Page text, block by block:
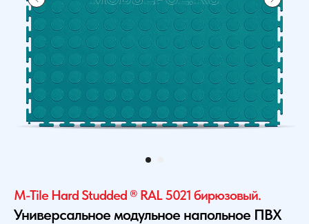
M-Tile Hard Studded ® RAL 5021 бирюзовый.
Универсальное модульное напольное ПВХ